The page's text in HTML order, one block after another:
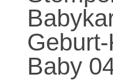
Baby